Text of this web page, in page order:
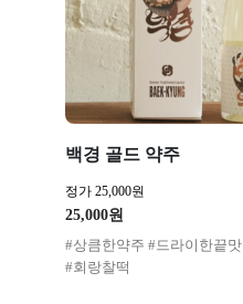
백경 골드 약주
정가 25,000원
25,000원
#상큼한약주 #드라이한끝맛
#회랑찰떡